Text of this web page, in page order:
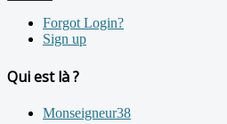
Forgot Login?
Sign up
Qui est là ?
Monseigneur38